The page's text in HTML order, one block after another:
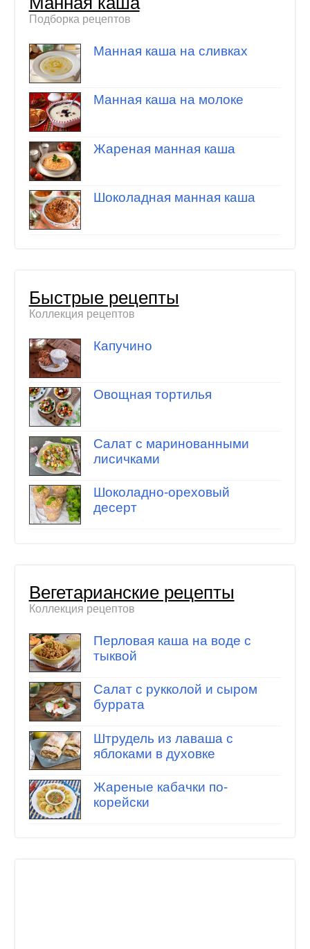
Подборка рецептов
Манная каша на сливках
Манная каша на молоке
Жареная манная каша
Шоколадная манная каша
Быстрые рецепты
Коллекция рецептов
Капучино
Овощная тортилья
Салат с маринованными
лисичками
Шоколадно-ореховый
десерт
Вегетарианские рецепты
Коллекция рецептов
Перловая каша на воде с
тыквой
Салат с рукколой и сыром
буррата
Штрудель из лаваша с
яблоками в духовке
Жареные кабачки по-
корейски